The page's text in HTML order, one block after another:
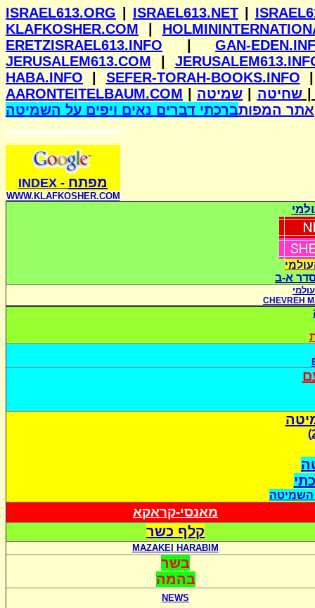
ISRAEL613.ORG ISRAEL613.NET|
KLAFKOSHER.COM
ERETZISRAEL613.INFO |GAN-
JERUSALEM613.COM
HABA.INFO
SEFER-TORAH-BOOKS.INFO
AARONTEITELBAUM.COM
שמיטה שחיטה
ברכתי דברים נאים ויפים על השמיטהאתר המפות
מפתח -
INDEX
WWW.KLAFKOSHER.COM
סדר א-ב
CHEVREH
השמיטה
מאנסי-קראקא
קלף כשר
MAZAKEI HARABIM
בשר
בהמה
NEWS